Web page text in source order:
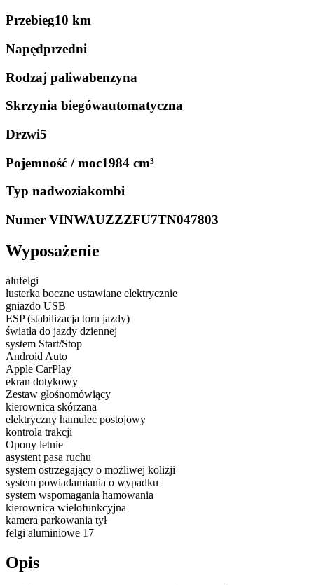
Przebieg10 km
Napędprzedni
Rodzaj paliwabenzyna
Skrzynia biegówautomatyczna
Drzwi5
Pojemność / moc1984 cm³
Typ nadwoziakombi
Numer VINWAUZZZFU7TN047803
Wyposażenie
alufelgi
lusterka boczne ustawiane elektrycznie
gniazdo USB
ESP (stabilizacja toru jazdy)
światła do jazdy dziennej
system Start/Stop
Android Auto
Apple CarPlay
ekran dotykowy
Zestaw głośnomówiący
kierownica skórzana
elektryczny hamulec postojowy
kontrola trakcji
Opony letnie
asystent pasa ruchu
system ostrzegający o możliwej kolizji
system powiadamiania o wypadku
system wspomagania hamowania
kierownica wielofunkcyjna
kamera parkowania tył
felgi aluminiowe 17
Opis